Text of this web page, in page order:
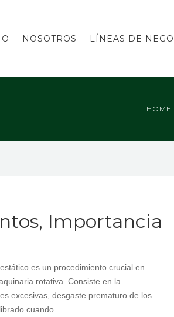
NOSOTROS LÍNEAS DE
HOME
Importancia
es un procedimiento crucial en
rotativa. Consiste en la
excesivas, desgaste prematuro de los
cuando